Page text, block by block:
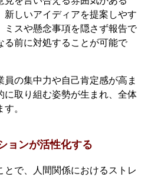
新しいアイディアを提案しやす
ミスや懸念事項を隠さず報告で
る前に対処することが可能で
員の集中力や自己肯定感が高ま
に取り組む姿勢が生まれ、全体
。
ョンが活性化する
とで、人間関係におけるストレ